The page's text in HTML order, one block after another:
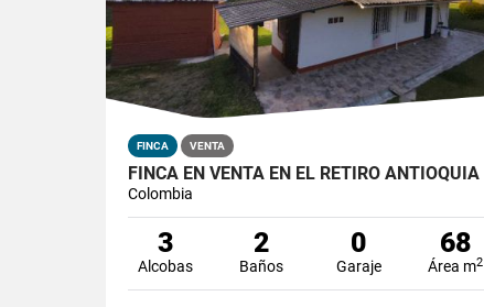
FINCA VENTA
FINCA EN VENTA EN EL RETIRO ANTIOQUIA
Colombia
3
Alcobas
2
Baños
0
Garaje
68
Área m2